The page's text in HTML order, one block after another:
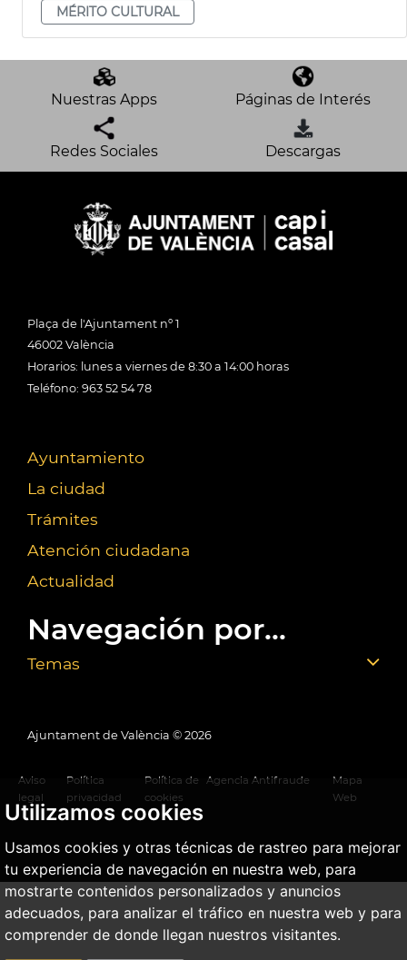
Utilizamos cookies
Usamos cookies y otras técnicas de rastreo para mejorar
tu experiencia de navegación en nuestra web, para
mostrarte contenidos personalizados y anuncios
adecuados, para analizar el tráfico en nuestra web y para
comprender de donde llegan nuestros visitantes.
MÉRITO CULTURAL
Nuestras Apps Páginas de Interés
Redes Sociales Descargas
Plaça de l'Ajuntament nº 1
46002 València
Horarios: lunes a viernes de 8:30 a 14:00 horas
Teléfono: 963 52 54 78
Ayuntamiento
La ciudad
Trámites
Atención ciudadana
Actualidad
Navegación por...
Temas
Ajuntament de València © 2026
Aviso
legal
Política
privacidad
Política de
cookies
Agencia Antifraude
Mapa
Web